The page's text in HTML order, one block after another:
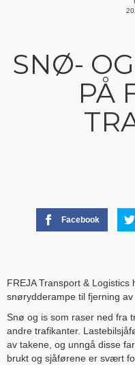
SNØ-
PÅ
Facebook
FREJA Transport &
snørydderampe til fjerning
Snø og is som raser ned fra
andre trafikanter.
av takene, og unngå disse
brukt og sjåførene er svært